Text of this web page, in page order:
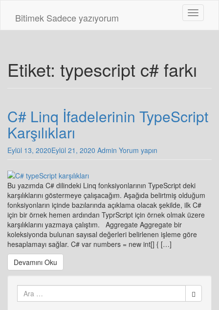
Toggle
Bitimek Sadece yazıyorum
Etiket: typescript c# farkı
C# Linq İfadelerinin TypeScript
Karşılıkları
Eylül 13, 2020Eylül 21, 2020 Admin Yorum yapın
Bu yazımda C# dilindeki Linq fonksiyonlarının TypeScript deki
karşılıklarını göstermeye çalışacağım. Aşağıda belirtmiş olduğum
fonksiyonların içinde bazılarında açıklama olacak şekilde, ilk C#
için bir örnek hemen ardından TyprScript için örnek olmak üzere
karşılıklarını yazmaya çalıştım. Aggregate Aggregate bir
koleksiyonda bulunan sayısal değerleri belirlenen işleme göre
hesaplamayı sağlar. C# var numbers = new int[] { […]
Devamını Oku
Arama
yap: